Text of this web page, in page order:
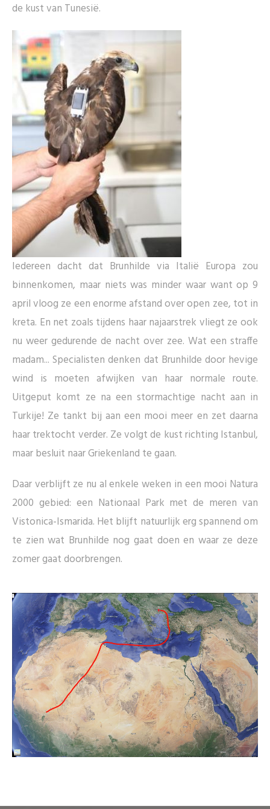
de kust van Tunesië.
Iedereen dacht dat Brunhilde via Italië Europa zou
binnenkomen, maar niets was minder waar want op 9
april vloog ze een enorme afstand over open zee, tot in
kreta. En net zoals tijdens haar najaarstrek vliegt ze ook
nu weer gedurende de nacht over zee. Wat een straffe
madam... Specialisten denken dat Brunhilde door hevige
wind is moeten afwijken van haar normale route.
Uitgeput komt ze na een stormachtige nacht aan in
Turkije! Ze tankt bij aan een mooi meer en zet daarna
haar trektocht verder. Ze volgt de kust richting Istanbul,
maar besluit naar Griekenland te gaan.
Daar verblijft ze nu al enkele weken in een mooi Natura
2000 gebied: een Nationaal Park met de meren van
Vistonica-Ismarida. Het blijft natuurlijk erg spannend om
te zien wat Brunhilde nog gaat doen en waar ze deze
zomer gaat doorbrengen.